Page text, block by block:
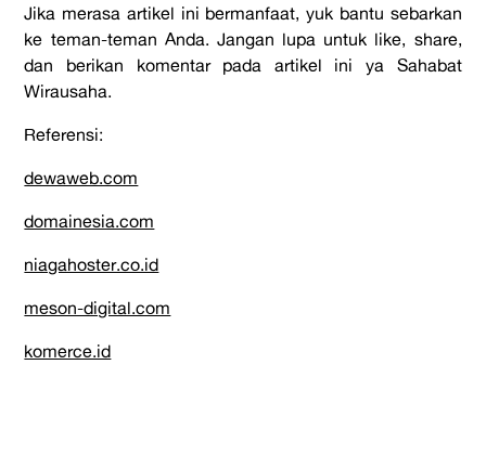
Jika merasa artikel ini bermanfaat, yuk bantu sebarkan
ke teman-teman Anda. Jangan lupa untuk like, share,
dan berikan komentar pada artikel ini ya Sahabat
Wirausaha.
Referensi:
dewaweb.com
domainesia.com
niagahoster.co.id
meson-digital.com
komerce.id